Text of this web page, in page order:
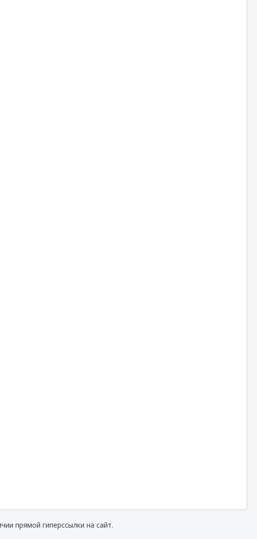
прямой гиперссылки на сайт.